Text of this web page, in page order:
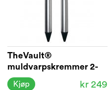
TheVault®
muldvarpskremmer 2-
pakning
kr 249
Kjøp